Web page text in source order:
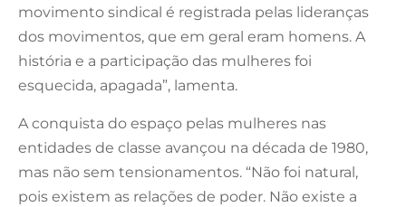
movimento sindical é registrada pelas lideranças
dos movimentos, que em geral eram homens. A
história e a participação das mulheres foi
esquecida, apagada”, lamenta.
A conquista do espaço pelas mulheres nas
entidades de classe avançou na década de 1980,
mas não sem tensionamentos. “Não foi natural,
pois existem as relações de poder. Não existe a